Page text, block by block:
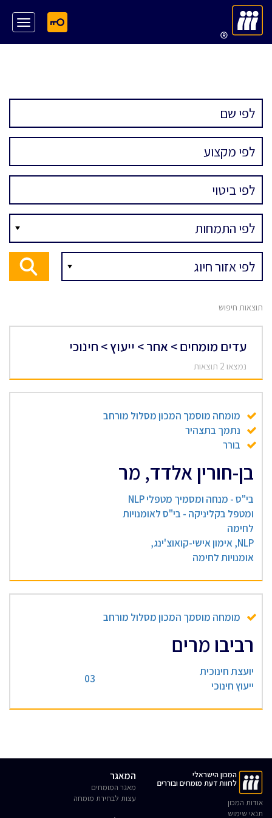
תוצאות חיפוש
עדים מומחים > אחר > ייעוץ > חינוכי
נמצאו 2 תוצאות
מומחה מוסמך המכון מסלול מורחב
נתמך בתצהיר
בורר
בן-חורין אלדד, מר
בי"ס - מנחה ומסמיך מטפלי NLP
ומטפל בקליניקה - בי"ס לאומנויות
לחימה
NLP, אימון אישי-קואוצ'ינג,
אומנויות לחימה
מומחה מוסמך המכון מסלול מורחב
רביבו מרים
יועצת חינוכית
ייעוץ חינוכי
03
המכון הישראלי
לחוות דעת מומחים ובוררים
אודות המכון
תנאי שימוש
המאגר
מאגר המומחים
עצות לבחירת מומחה